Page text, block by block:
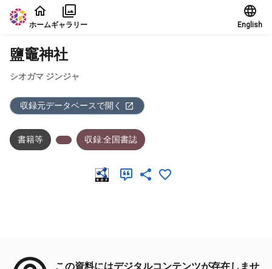
本文に飛ぶ
ホームギャラリー English
鹽竈神社
シオガマ ジンジャ
収録元データベースで開く
書籍等 収録:全国書誌
この資料にはデジタルコンテンツが存在しませ